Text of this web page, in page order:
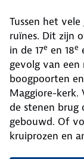
Tussen het
ruïnes. Dit zijn
in de 17e en 18e
gevolg van een
boogpoorten
Maggiore-kerk.
de stenen
gebouwd. Of
kruiprozen en